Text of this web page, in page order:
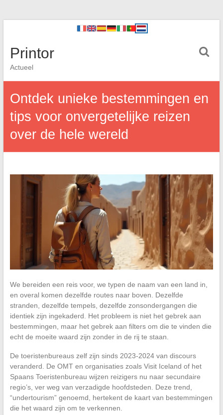
Printor
Actueel
Ontdek unieke bestemmingen en
tips voor onvergetelijke reizen
over de hele wereld
We bereiden een reis voor, we typen de naam van een land in,
en overal komen dezelfde routes naar boven. Dezelfde
stranden, dezelfde tempels, dezelfde zonsondergangen die
identiek zijn ingekaderd. Het probleem is niet het gebrek aan
bestemmingen, maar het gebrek aan filters om die te vinden die
echt de moeite waard zijn zonder in de rij te staan.
De toeristenbureaus zelf zijn sinds 2023-2024 van discours
veranderd. De OMT en organisaties zoals Visit Iceland of het
Spaans Toeristenbureau wijzen reizigers nu naar secundaire
regio’s, ver weg van verzadigde hoofdsteden. Deze trend,
“undertourism” genoemd, hertekent de kaart van bestemmingen
die het waard zijn om te verkennen.